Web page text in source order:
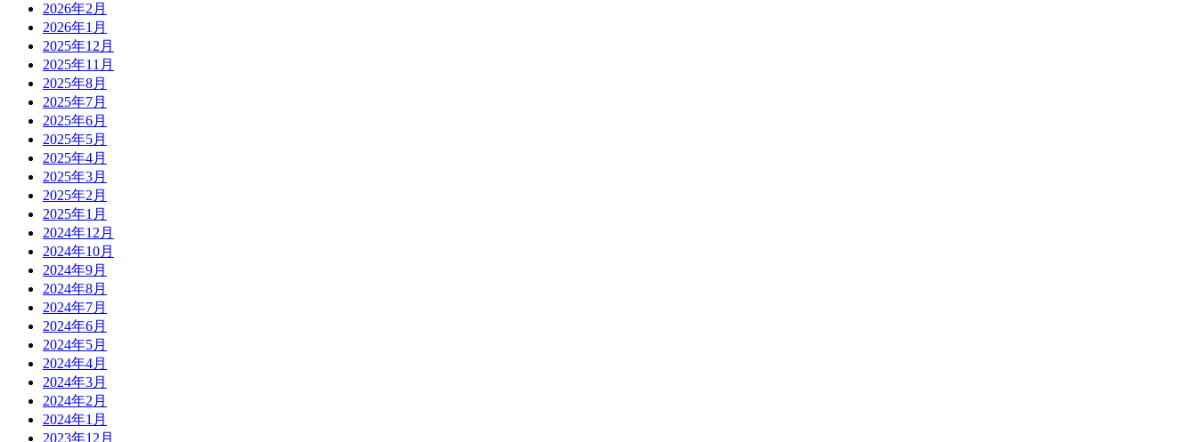
2026年2月
2026年1月
2025年12月
2025年11月
2025年8月
2025年7月
2025年6月
2025年5月
2025年4月
2025年3月
2025年2月
2025年1月
2024年12月
2024年10月
2024年9月
2024年8月
2024年7月
2024年6月
2024年5月
2024年4月
2024年3月
2024年2月
2024年1月
2023年12月